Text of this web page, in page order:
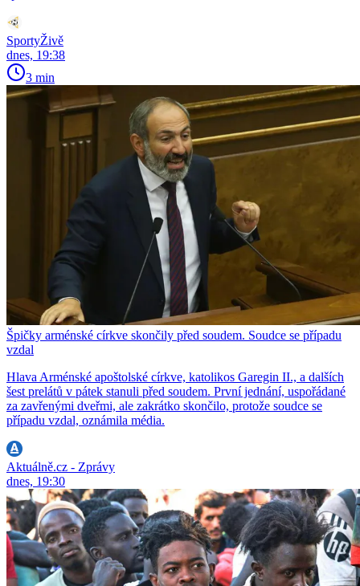
SportyŽivě
dnes, 19:38
3 min
Špičky arménské církve skončily před soudem. Soudce se případu
vzdal
Hlava Arménské apoštolské církve, katolikos Garegin II., a dalších
šest prelátů v pátek stanuli před soudem. První jednání, uspořádané
za zavřenými dveřmi, ale zakrátko skončilo, protože soudce se
případu vzdal, oznámila média.
Aktuálně.cz - Zprávy
dnes, 19:30